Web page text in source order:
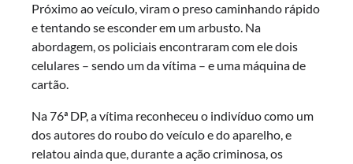
Próximo ao veículo, viram o preso caminhando rápido
e tentando se esconder em um arbusto. Na
abordagem, os policiais encontraram com ele dois
celulares – sendo um da vítima – e uma máquina de
cartão.
Na 76ª DP, a vítima reconheceu o indivíduo como um
dos autores do roubo do veículo e do aparelho, e
relatou ainda que, durante a ação criminosa, os